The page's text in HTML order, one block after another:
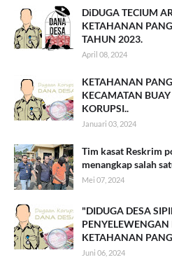
DiDUGA TECIUM
KETAHANAN
TAHUN 2023.
April 08, 2024
KETAHANAN
KECAMATAN
KORUPSI..
Januari 03, 2024
Tim kasat Reskrim
menangkap salah
Mei 07, 2024
"DIDUGA DESA
KETAHANAN
Juni 06, 2024